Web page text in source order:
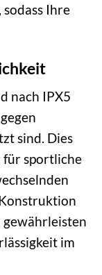
Ihre
nach IPX5
sind. Dies
für sportliche
im